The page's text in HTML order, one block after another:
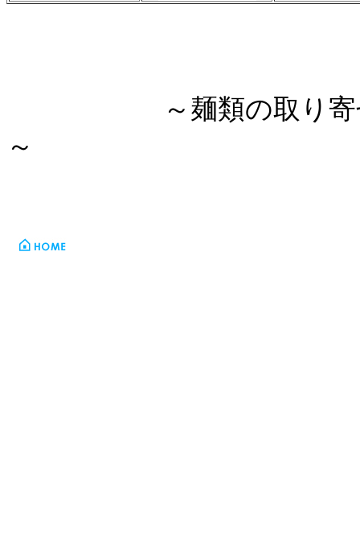
～麺類の取り
～